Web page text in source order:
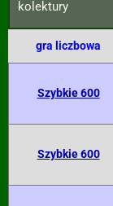
kolektury
gra liczbowa
Szybkie 600
Szybkie 600